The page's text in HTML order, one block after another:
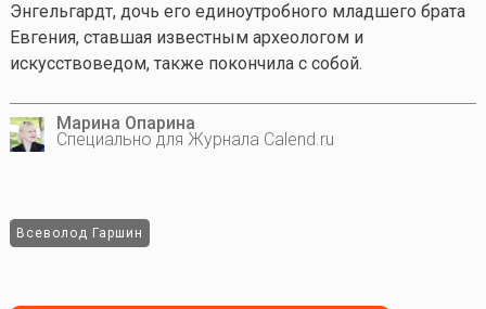
Энгельгардт, дочь его единоутробного младшего брата
Евгения, ставшая известным археологом и
искусствоведом, также покончила с собой.
Марина Опарина
Специально для Журнала Calend.ru
Всеволод Гаршин